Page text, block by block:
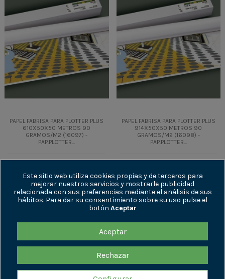
PAPEL FABRISA PARA PLOTTER PLUS
610X50X50 METROS 90
GRAMOS/M2 (16097) -
PAP.PLOTTER...
13,47 €
16,30 € IVA incl.
Añadir al
carrito
PAPEL FABRISA PARA PLOTTER PLUS
914X50X50 METROS 90
GRAMOS/M2 (16098) -
PAP.PLOTTER...
18,84 €
22,80 €
Añadir al
carrito
Este sitio web utiliza cookies propias y de terceros para
mejorar nuestros servicios y mostrarle publicidad
relacionada con sus preferencias mediante el análisis de sus
hábitos. Para dar su consentimiento sobre su uso pulse el
botón Aceptar
Aceptar
Rechazar